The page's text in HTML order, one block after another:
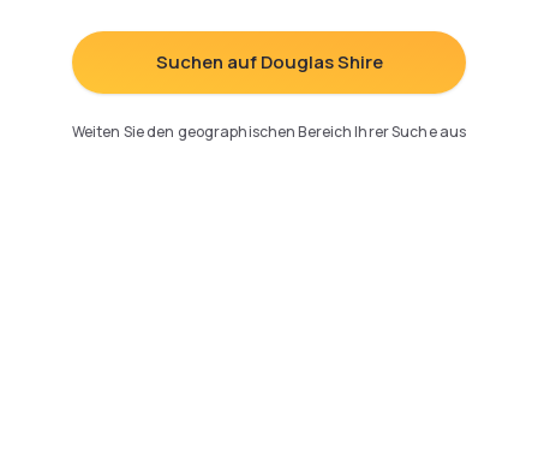
Suchen auf Douglas Shire
Weiten Sie den geographischen Bereich Ihrer Suche aus